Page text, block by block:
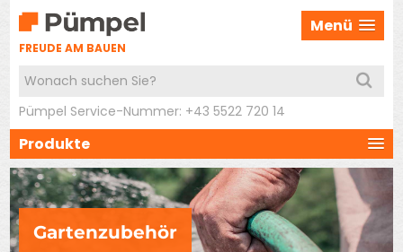
Menü
FREUDE AM BAUEN
Pümpel Service-Nummer: +43 5522 720 14
Produkte
Gartenzubehör